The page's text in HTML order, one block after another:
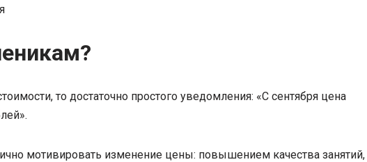
то достаточно простого уведомления: «С сентября цена
мотивировать изменение цены: повышением качества занятий,